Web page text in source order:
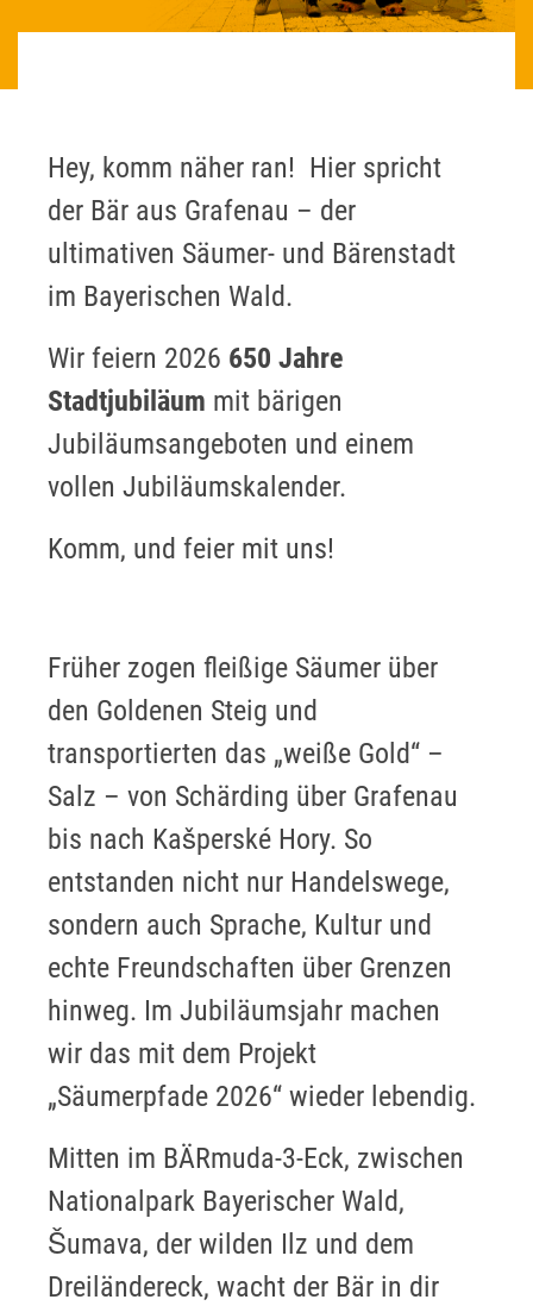
Hey, komm näher ran! Hier spricht
der Bär aus Grafenau – der
ultimativen Säumer- und Bärenstadt
im Bayerischen Wald.
Wir feiern 2026 650 Jahre
Stadtjubiläum mit bärigen
Jubiläumsangeboten und einem
vollen Jubiläumskalender.
Komm, und feier mit uns!
Früher zogen fleißige Säumer über
den Goldenen Steig und
transportierten das „weiße Gold“ –
Salz – von Schärding über Grafenau
bis nach Kašperské Hory. So
entstanden nicht nur Handelswege,
sondern auch Sprache, Kultur und
echte Freundschaften über Grenzen
hinweg. Im Jubiläumsjahr machen
wir das mit dem Projekt
„Säumerpfade 2026“ wieder lebendig.
Mitten im BÄRmuda-3-Eck, zwischen
Nationalpark Bayerischer Wald,
Šumava, der wilden Ilz und dem
Dreiländereck, wacht der Bär in dir